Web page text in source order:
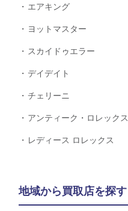
エアキング
ヨットマスター
スカイドゥエラー
デイデイト
チェリーニ
アンティーク・ロレックス
レディース ロレックス
地域から買取店を探す